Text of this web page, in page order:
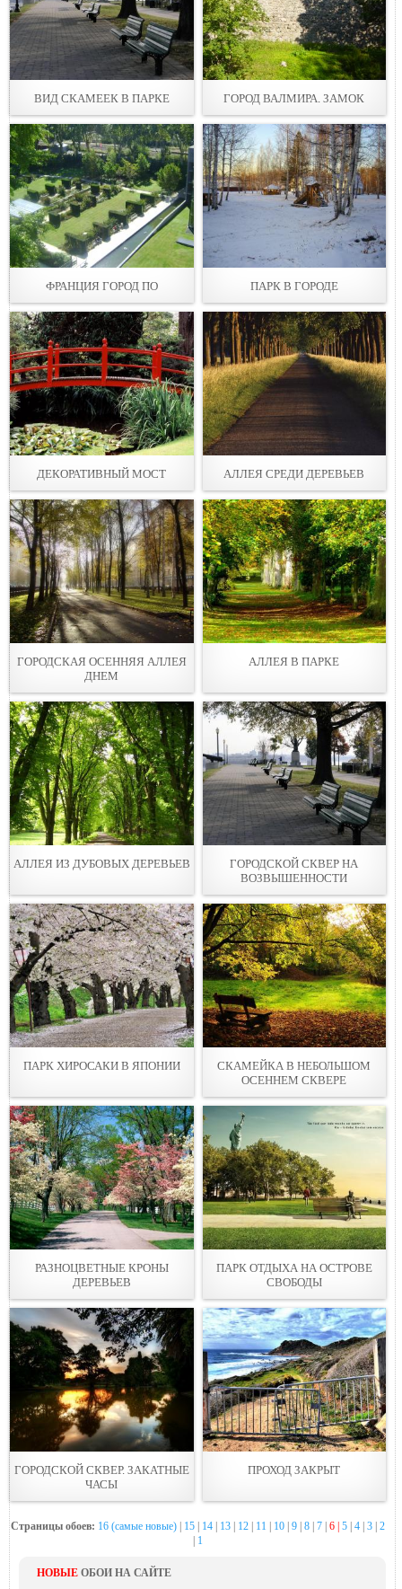
ВИД СКАМЕЕК В ПАРКЕ ГОРОД ВАЛМИРА. ЗАМОК
ФРАНЦИЯ ГОРОД ПО ПАРК В ГОРОДЕ
ДЕКОРАТИВНЫЙ МОСТ АЛЛЕЯ СРЕДИ ДЕРЕВЬЕВ
ГОРОДСКАЯ ОСЕННЯЯ АЛЛЕЯ
ДНЕМ
АЛЛЕЯ В ПАРКЕ
АЛЛЕЯ ИЗ ДУБОВЫХ ДЕРЕВЬЕВ
ГОРОДСКОЙ СКВЕР НА
ВОЗВЫШЕННОСТИ
ПАРК ХИРОСАКИ В ЯПОНИИ
СКАМЕЙКА В НЕБОЛЬШОМ
ОСЕННЕМ СКВЕРЕ
РАЗНОЦВЕТНЫЕ КРОНЫ
ДЕРЕВЬЕВ
ПАРК ОТДЫХА НА ОСТРОВЕ
СВОБОДЫ
ГОРОДСКОЙ СКВЕР. ЗАКАТНЫЕ
ЧАСЫ
ПРОХОД ЗАКРЫТ
Страницы обоев: 16 (самые новые) 15 14 13 12 11 10 9 8 7 6 | 5 4 3 2
1
НОВЫЕ ОБОИ НА САЙТЕ